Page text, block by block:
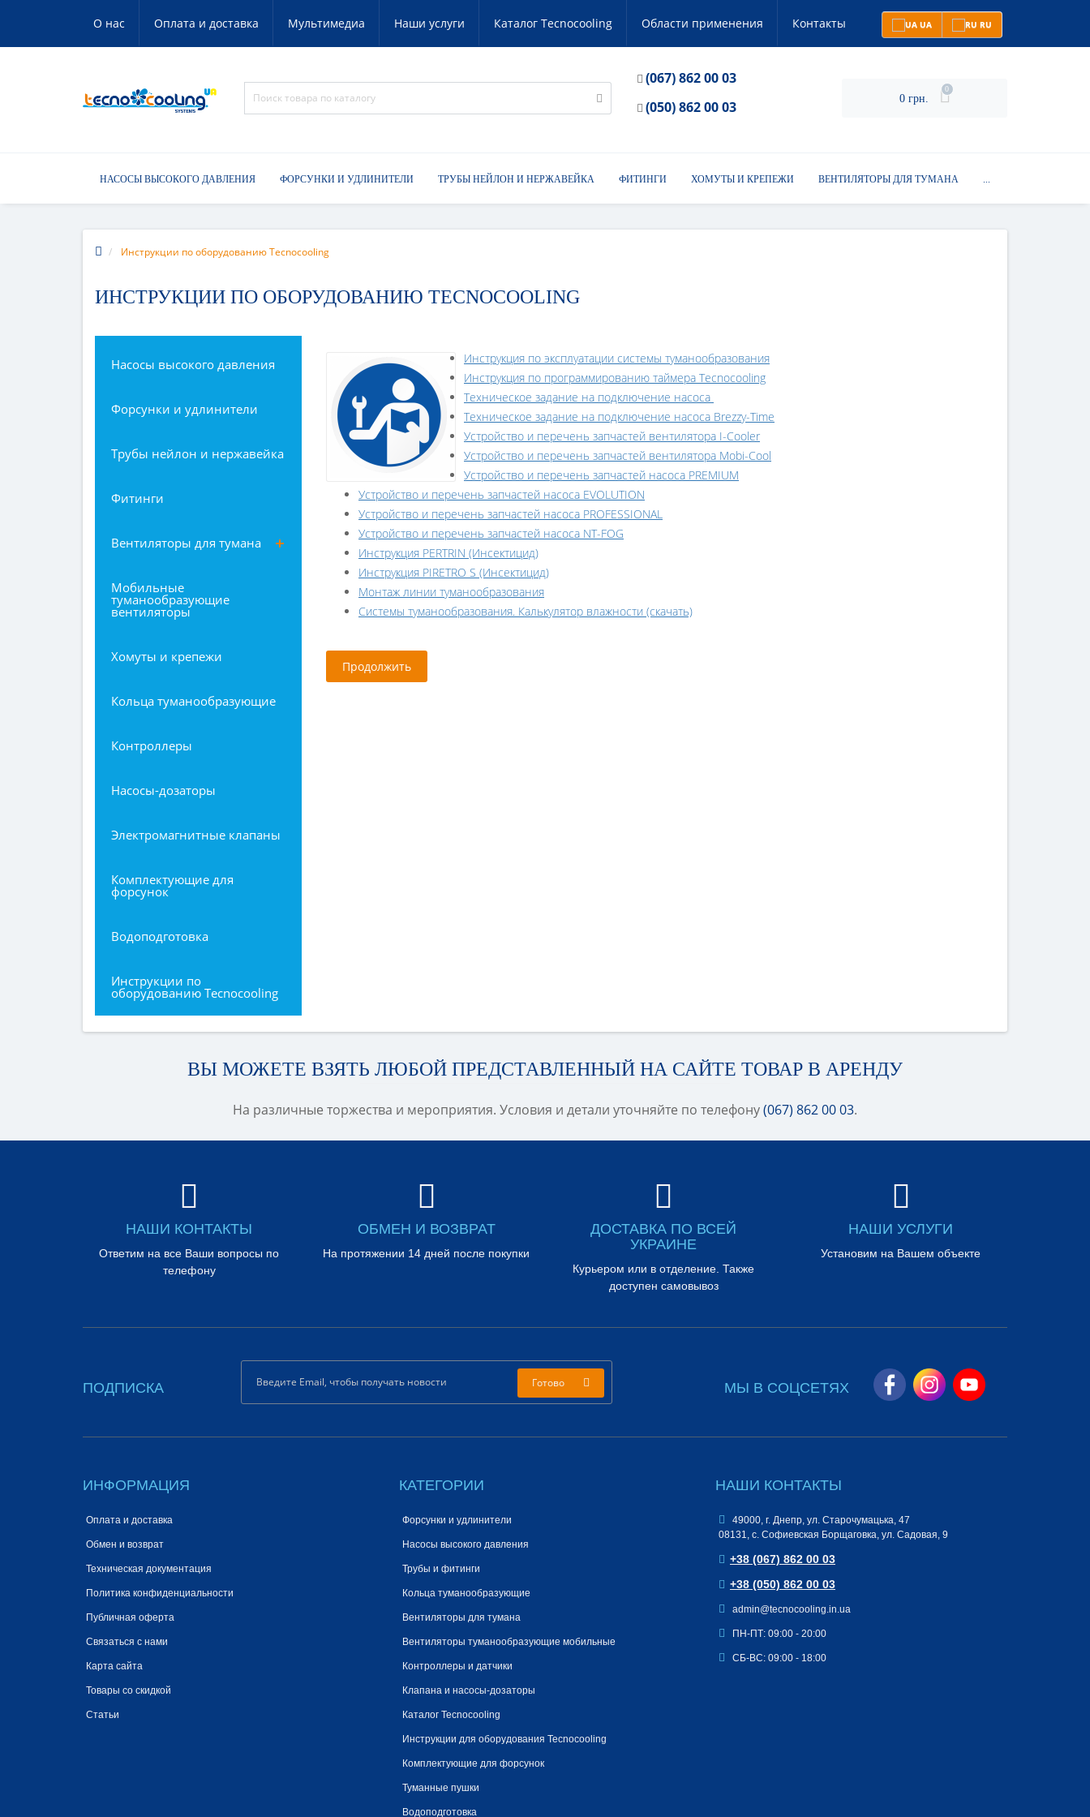
О нас Оплата и доставка Мультимедиа Наши услуги Каталог Tecnocooling Области применения Контакты UA RU
(067) 862 00 03
(050) 862 00 03
0 грн.
0
НАСОСЫ ВЫСОКОГО ДАВЛЕНИЯ ФОРСУНКИ И УДЛИНИТЕЛИ ТРУБЫ НЕЙЛОН И НЕРЖАВЕЙКА ФИТИНГИ ХОМУТЫ И КРЕПЕЖИ ВЕНТИЛЯТОРЫ ДЛЯ ТУМАНА ...
Инструкции по оборудованию Tecnocooling
ИНСТРУКЦИИ ПО ОБОРУДОВАНИЮ TECNOCOOLING
Насосы высокого давления
Форсунки и удлинители
Трубы нейлон и нержавейка
Фитинги
Вентиляторы для тумана
Мобильные
туманообразующие
вентиляторы
Хомуты и крепежи
Кольца туманообразующие
Контроллеры
Насосы-дозаторы
Электромагнитные клапаны
Комплектующие для
форсунок
Водоподготовка
Инструкции по
оборудованию Tecnocooling
Инструкция по эксплуатации системы туманообразования
Инструкция по программированию таймера Tecnocooling
Техническое задание на подключение насоса
Техническое задание на подключение насоса Brezzy-Time
Устройство и перечень запчастей вентилятора I-Cooler
Устройство и перечень запчастей вентилятора Mobi-Cool
Устройство и перечень запчастей насоса PREMIUM
Устройство и перечень запчастей насоса EVOLUTION
Устройство и перечень запчастей насоса PROFESSIONAL
Устройство и перечень запчастей насоса NT-FOG
Инструкция PERTRIN (Инсектицид)
Инструкция PIRETRO S (Инсектицид)
Монтаж линии туманообразования
Системы туманообразования. Калькулятор влажности (скачать)
Продолжить
ВЫ МОЖЕТЕ ВЗЯТЬ ЛЮБОЙ ПРЕДСТАВЛЕННЫЙ НА САЙТЕ ТОВАР В АРЕНДУ
На различные торжества и мероприятия. Условия и детали уточняйте по телефону(067) 862 00 03.
НАШИ КОНТАКТЫ
Ответим на все Ваши вопросы по
телефону
ОБМЕН И ВОЗВРАТ
На протяжении 14 дней после покупки
ДОСТАВКА ПО ВСЕЙ
УКРАИНЕ
Курьером или в отделение. Также
доступен самовывоз
НАШИ УСЛУГИ
Установим на Вашем объекте
ПОДПИСКА Готово МЫ В СОЦСЕТЯХ
ИНФОРМАЦИЯ
Оплата и доставка
Обмен и возврат
Техническая документация
Политика конфиденциальности
Публичная оферта
Связаться с нами
Карта сайта
Товары со скидкой
Статьи
КАТЕГОРИИ
Форсунки и удлинители
Насосы высокого давления
Трубы и фитинги
Кольца туманообразующие
Вентиляторы для тумана
Вентиляторы туманообразующие мобильные
Контроллеры и датчики
Клапана и насосы-дозаторы
Каталог Tecnocooling
Инструкции для оборудования Tecnocooling
Комплектующие для форсунок
Туманные пушки
Водоподготовка
НАШИ КОНТАКТЫ
49000, г. Днепр, ул. Старочумацька, 47
08131, с. Софиевская Борщаговка, ул. Садовая, 9
+38 (067) 862 00 03
+38 (050) 862 00 03
admin@tecnocooling.in.ua
ПН-ПТ: 09:00 - 20:00
СБ-ВС: 09:00 - 18:00